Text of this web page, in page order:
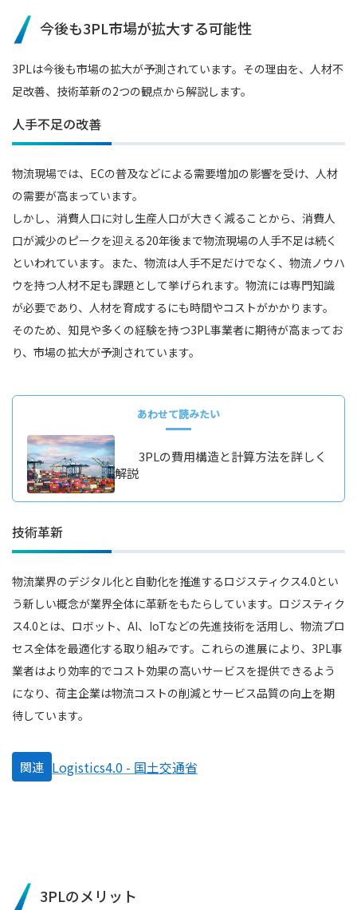
今後も3PL市場が拡大する可能性
3PLは今後も市場の拡大が予測されています。その理由を、人材不
足改善、技術革新の2つの観点から解説します。
人手不足の改善
物流現場では、ECの普及などによる需要増加の影響を受け、人材
の需要が高まっています。
しかし、消費人口に対し生産人口が大きく減ることから、消費人
口が減少のピークを迎える20年後まで物流現場の人手不足は続く
といわれています。また、物流は人手不足だけでなく、物流ノウハ
ウを持つ人材不足も課題として挙げられます。物流には専門知識
が必要であり、人材を育成するにも時間やコストがかかります。
そのため、知見や多くの経験を持つ3PL事業者に期待が高まってお
り、市場の拡大が予測されています。
あわせて読みたい
3PLの費用構造と計算方法を詳しく
解説
技術革新
物流業界のデジタル化と自動化を推進するロジスティクス4.0とい
う新しい概念が業界全体に革新をもたらしています。ロジスティク
ス4.0とは、ロボット、AI、IoTなどの先進技術を活用し、物流プロ
セス全体を最適化する取り組みです。これらの進展により、3PL事
業者はより効率的でコスト効果の高いサービスを提供できるよう
になり、荷主企業は物流コストの削減とサービス品質の向上を期
待しています。
関連 Logistics4.0 - 国土交通省
3PLのメリット